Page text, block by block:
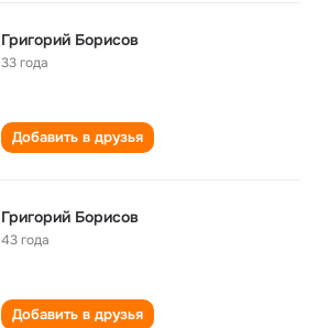
Григорий Борисов
33 года
Добавить в друзья
Григорий Борисов
43 года
Добавить в друзья